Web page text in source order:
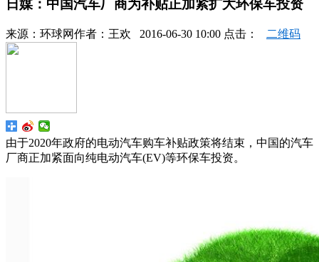
日媒：中国汽车厂商为补贴正加紧扩大环保车投资
来源： 环球网作者： 王欢 2016-06-30 10:00 点击： 二维码
由于2020年政府的电动汽车购车补贴政策将结束，中国的汽车
厂商正加紧面向纯电动汽车(EV)等环保车投资。